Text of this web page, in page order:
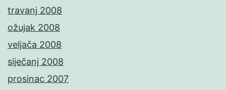
travanj 2008
ožujak 2008
veljača 2008
siječanj 2008
prosinac 2007